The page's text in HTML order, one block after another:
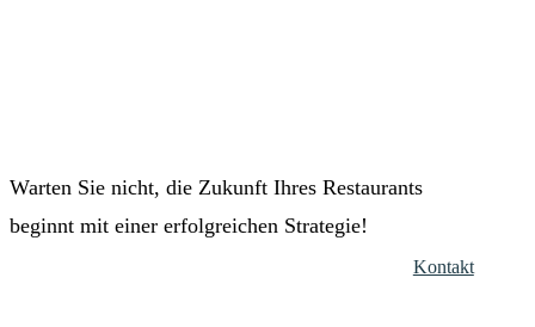
Warten Sie nicht, die Zukunft Ihres Restaurants
beginnt mit einer erfolgreichen Strategie!
Kontakt